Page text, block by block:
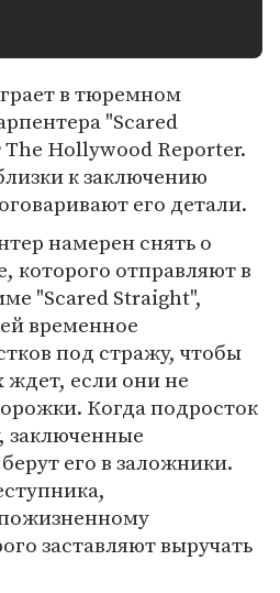
в тюремном
"Scared
Hollywood Reporter.
к заключению
его детали.
намерен снять о
которого отправляют в
"Scared Straight",
временное
под стражу, чтобы
ждет, если они не
Когда подросток
заключенные
его в заложники.
заставляют выручать